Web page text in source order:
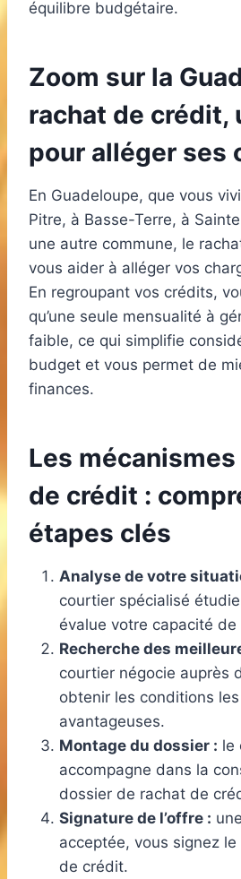
équilibre budgétaire.
Zoom sur la
rachat de crédit,
pour alléger ses
En Guadeloupe, que vous
Pitre, à Basse-Terre, à
une autre commune, le
vous aider à alléger vos
En regroupant vos crédits,
qu’une seule mensualité à
faible, ce qui simplifie
budget et vous permet de
finances.
Les
de crédit :
étapes clés
Analyse de votre
courtier spécialisé
évalue votre capacité
Recherche des
courtier négocie auprès
obtenir les conditions
avantageuses.
Montage du dossier : le
accompagne dans la
dossier de rachat de
Signature de l’offre :
acceptée, vous signez
de crédit.